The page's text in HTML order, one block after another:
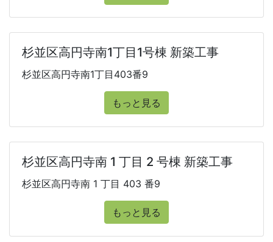
杉並区高円寺南1丁目1号棟 新築工事
杉並区高円寺南1丁目403番9
もっと見る
杉並区高円寺南 1 丁目 2 号棟 新築工事
杉並区高円寺南 1 丁目 403 番9
もっと見る